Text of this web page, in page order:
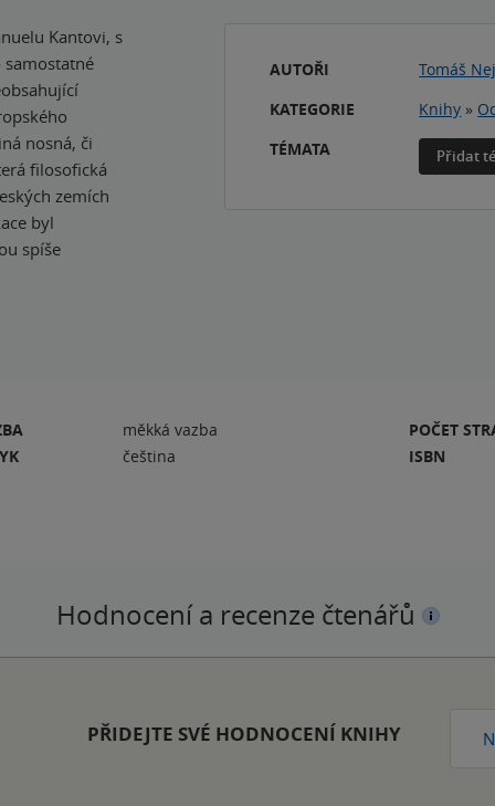
Kantovi, s
nosná, či
filosofická
zemích
byl
spíše
AUTOŘI
Tomáš
KATEGORIE
Knihy »
TÉMATA
Přidat
měkká vazba
čeština
POČET
ISBN
Hodnocení a recenze čtenářů
PŘIDEJTE SVÉ HODNOCENÍ KNIHY